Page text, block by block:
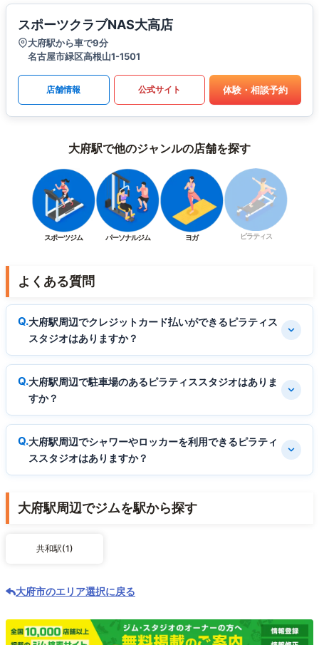
スポーツクラブNAS大高店
大府駅から車で9分
名古屋市緑区高根山1-1501
店舗情報 公式サイト 体験・相談予約
大府駅で他のジャンルの店舗を探す
スポーツジム パーソナルジム ヨガ ピラティス
よくある質問
大府駅周辺でクレジットカード払いができるピラティス
スタジオはありますか？
大府駅周辺で駐車場のあるピラティススタジオはありま
すか？
大府駅周辺でシャワーやロッカーを利用できるピラティ
ススタジオはありますか？
大府駅周辺でジムを駅から探す
共和駅(1)
大府市のエリア選択に戻る